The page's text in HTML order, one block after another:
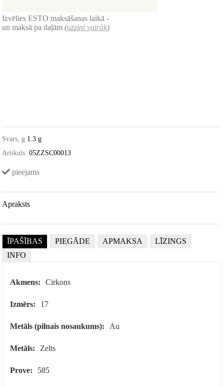
Izvēlies ESTO maksāšanas laikā -
un maksā pa daļām(uzzini vairāk)
Svars, g 1.3 g
Artikuls: 05ZZSC00013
pieejams
Apraksts
ĪPAŠĪBAS PIEGĀDE APMAKSA
LĪZINGS
INFO
Akmens: Cirkons
Izmērs: 17
Metāls (pilnais nosaukums): Au
Metāls: Zelts
Prove: 585